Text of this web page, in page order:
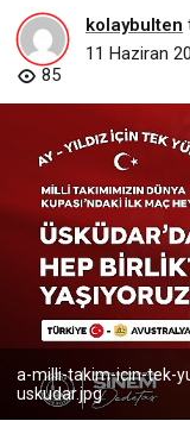
kolaybulten
11 Haziran
85
a-milli-takim-icin-tek-
uskudar.jpg